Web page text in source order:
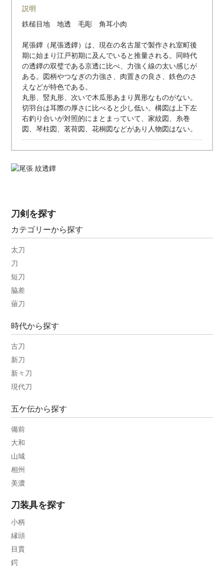
説明
鉄槌目地 地透 毛彫 角耳小肉
尾張鐔（尾張透鐔）は、現在の名古屋で製作され室町後
期に始まり江戸初期に及んでいると推量される。同時代
の透鐔の双璧である京透に比べ、力強く線の太い感じが
ある。図柄やつなぎの力強さ、肉置きの良さ、鉄色のさ
えなどが特色である。
丸形、竪丸形、次いで木瓜形あまり異形なものがない。
切羽台は耳際の厚さに比べると少し低い。構図は上下左
右釣り合いが対照的にまとまっていて、家紋図、糸巻
図、琴柱図、茗荷図、花桐図などがあり人物図はない。
刀剣を探す
カテゴリーから探す
太刀
刀
短刀
脇差
薙刀
時代から探す
古刀
新刀
新々刀
現代刀
五ケ伝から探す
備前
大和
山城
相州
美濃
刀装具を探す
小柄
縁頭
目貫
鍔